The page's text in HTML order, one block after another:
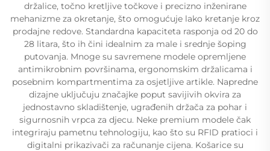
držalice, točno kretljive točkove i precizno inženirane
mehanizme za okretanje, što omogućuje lako kretanje kroz
prodajne redove. Standardna kapaciteta rasponja od 20 do
28 litara, što ih čini idealnim za male i srednje šoping
putovanja. Mnoge su savremene modele opremljene
antimikrobnim površinama, ergonomskim držalicama i
posebnim kompartmentima za osjetljive artikle. Napredne
dizajne uključuju značajke poput savijivih okvira za
jednostavno skladištenje, ugrađenih držača za pohar i
sigurnosnih vrpca za djecu. Neke premium modele čak
integriraju pametnu tehnologiju, kao što su RFID pratioci i
digitalni prikazivači za računanje cijena. Košarice su